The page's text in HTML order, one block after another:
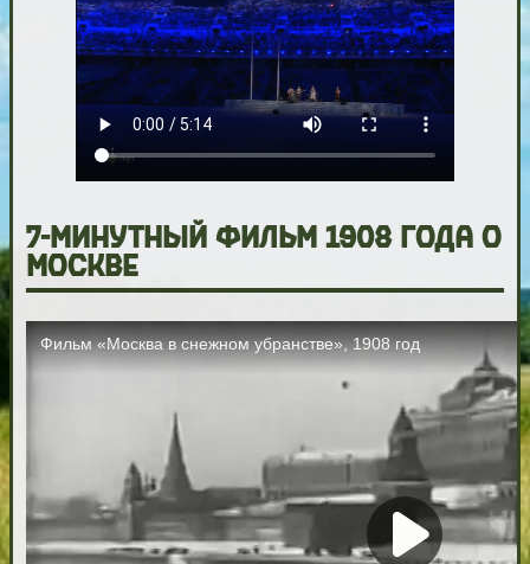
7-минутный фильм 1908 года о
Москве